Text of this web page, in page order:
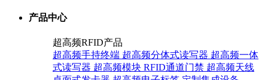
产品中心
超高频RFID产品
超高频手持终端 超高频分体式读写器 超高频一体
式读写器 超高频模块 RFID通道门禁 超高频天线